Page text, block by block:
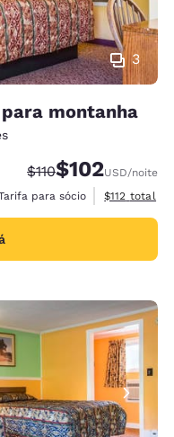
3
montanha
Tarifa anterior
$110Tarifa com
$102USD/noite
para sócio
Exibir
$112 total